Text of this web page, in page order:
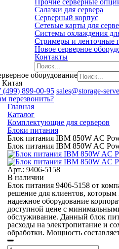
Прочие серверные
Салазки для сервера
Серверный корпус
Сетевые карты для
Системы охлаждения
Стримеры и ленточные
Новое серверное
Контакты
оборудование
Китая
(499) 899-00-95 sales@storage-
перезвонить?
Главная
Каталог
Комплектующие для серверов
Блоки питания
Блок питания IBM 850W AC
Блок питания IBM 850W AC
Арт.: 9406-5158
В наличии
Блок питания 9406-5158 от
решение для клиентов,
надежное оборудование
доступной цене с
обслуживание. Данный блок
расходы на электропитание и
обработки. Мощность